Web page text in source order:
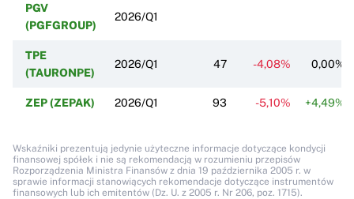
PGV
(PGFGROUP)
2026/Q1
TPE
(TAURONPE)
2026/Q1 47 -4,08% 0,00%
ZEP (ZEPAK) 2026/Q1 93 -5,10% +4,49%
Wskaźniki prezentują jedynie użyteczne informacje dotyczące kondycji
finansowej spółek i nie są rekomendacją w rozumieniu przepisów
Rozporządzenia Ministra Finansów z dnia 19 października 2005 r. w
sprawie informacji stanowiących rekomendacje dotyczące instrumentów
finansowych lub ich emitentów (Dz. U. z 2005 r. Nr 206, poz. 1715).